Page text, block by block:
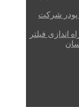
پودر شرکت
فیلتر